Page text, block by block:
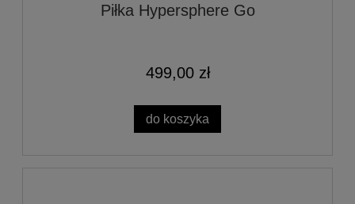
Piłka Hypersphere Go
499,00 zł
do koszyka